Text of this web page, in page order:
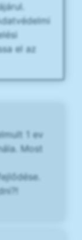
el az
1 ev
Most